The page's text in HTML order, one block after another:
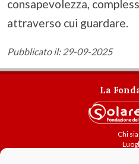
consapevolezza,
attraverso cui guardare.
Pubblicato il: 29-09-2025
La
Chi